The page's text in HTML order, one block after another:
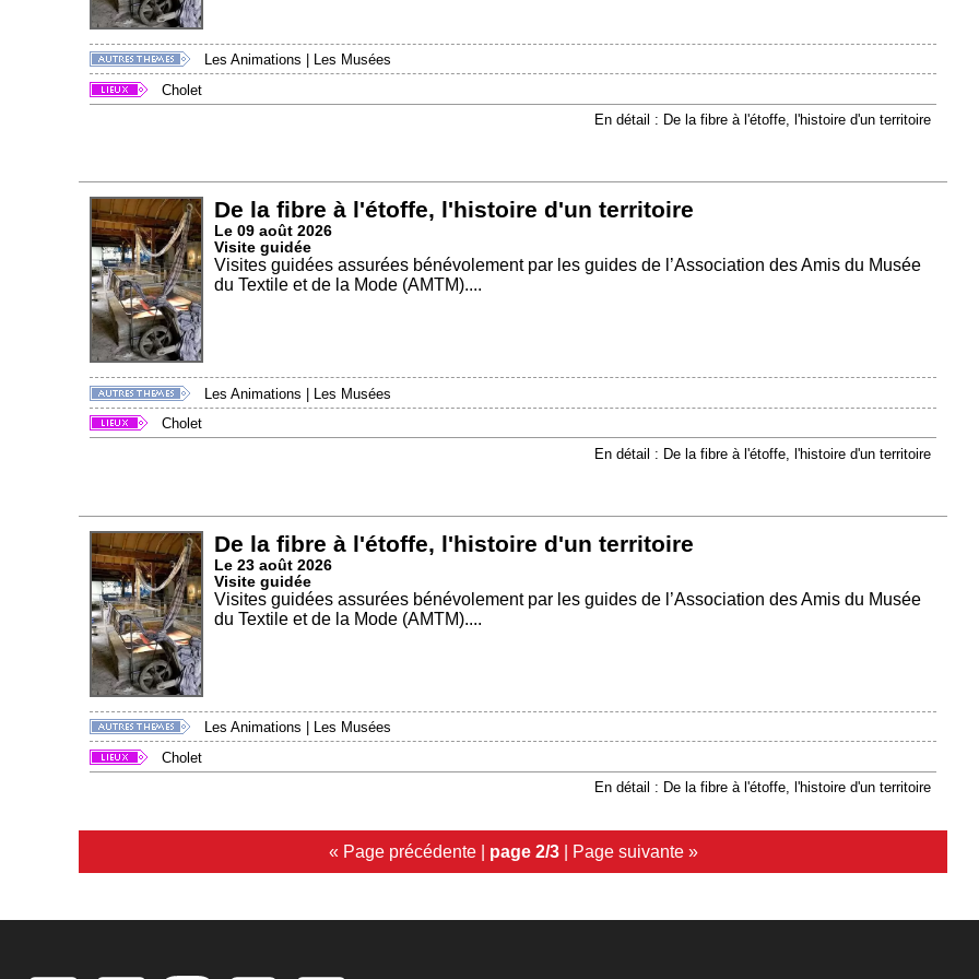
Les Animations
Les Musées
Cholet
En détail : De la fibre à l'étoffe, l'histoire d'un territoire
De la fibre à l'étoffe, l'histoire d'un territoire
Le 09 août 2026
Visite guidée
Visites guidées assurées bénévolement par les guides de l’Association des Amis du Musée
du Textile et de la Mode (AMTM)....
Les Animations
Les Musées
Cholet
En détail : De la fibre à l'étoffe, l'histoire d'un territoire
De la fibre à l'étoffe, l'histoire d'un territoire
Le 23 août 2026
Visite guidée
Visites guidées assurées bénévolement par les guides de l’Association des Amis du Musée
du Textile et de la Mode (AMTM)....
Les Animations
Les Musées
Cholet
En détail : De la fibre à l'étoffe, l'histoire d'un territoire
« Page précédente| page 2/3| Page suivante »